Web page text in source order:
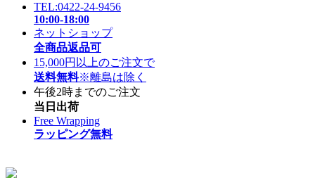
TEL:0422-24-9456
10:00-18:00
ネットショップ
全商品返品可
15,000円以上のご注文で
送料無料※離島は除く
午後2時までのご注文
当日出荷
Free Wrapping
ラッピング無料